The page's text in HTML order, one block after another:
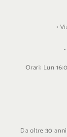
•
Orari: Lun
Da oltre 30